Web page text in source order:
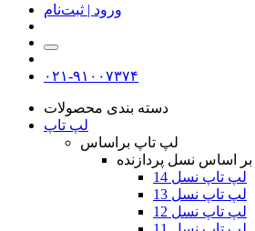
ورود | ثبت‌نام
۰۲۱-۹۱۰۰۷۳۷۴
دسته بندی محصولات
لپ تاپ
لپ تاپ براساس
بر اساس نسل پردازنده
لپ تاپ نسل 14
لپ تاپ نسل 13
لپ تاپ نسل 12